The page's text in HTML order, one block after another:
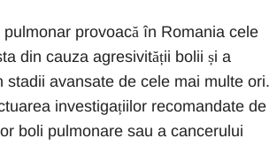
provoacă în Romania cele
din cauza agresivității bolii și a
avansate de cele mai multe ori.
investigațiilor recomandate de
boli pulmonare sau a cancerului